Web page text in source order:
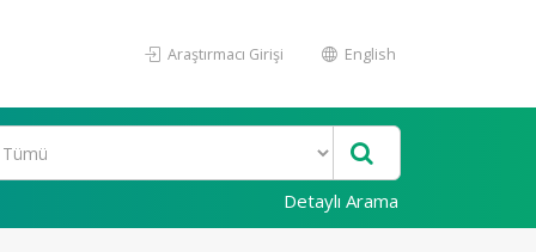
Araştırmacı Girişi English
Detaylı Arama